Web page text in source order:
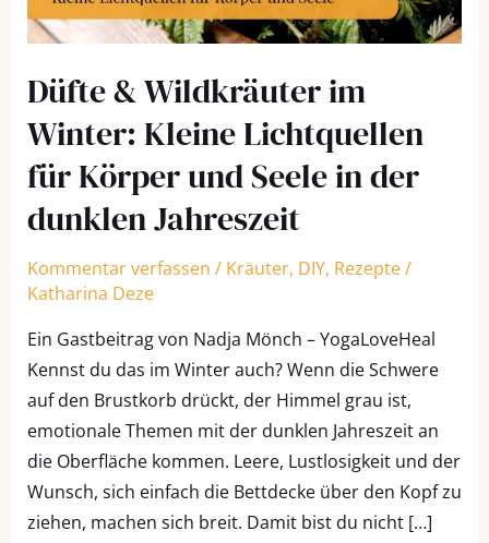
Düfte & Wildkräuter im
Winter: Kleine Lichtquellen
für Körper und Seele in der
dunklen Jahreszeit
Kommentar verfassen / Kräuter, DIY, Rezepte/
Katharina Deze
Ein Gastbeitrag von Nadja Mönch – YogaLoveHeal
Kennst du das im Winter auch? Wenn die Schwere
auf den Brustkorb drückt, der Himmel grau ist,
emotionale Themen mit der dunklen Jahreszeit an
die Oberfläche kommen. Leere, Lustlosigkeit und der
Wunsch, sich einfach die Bettdecke über den Kopf zu
ziehen, machen sich breit. Damit bist du nicht […]
für
und
Seele
in
der
dunklen